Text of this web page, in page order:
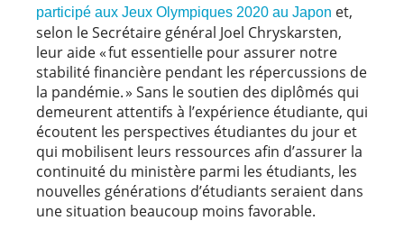
participé aux Jeux Olympiques 2020 au Japon et,
selon le Secrétaire général Joel Chryskarsten,
leur aide « fut essentielle pour assurer notre
stabilité financière pendant les répercussions de
la pandémie. » Sans le soutien des diplômés qui
demeurent attentifs à l’expérience étudiante, qui
écoutent les perspectives étudiantes du jour et
qui mobilisent leurs ressources afin d’assurer la
continuité du ministère parmi les étudiants, les
nouvelles générations d’étudiants seraient dans
une situation beaucoup moins favorable.